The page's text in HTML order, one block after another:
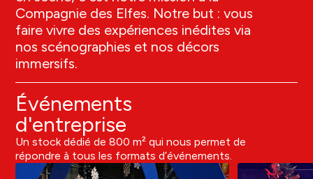
Compagnie des Elfes. Notre but : vous
faire vivre des expériences inédites via
nos scénographies et nos décors
immersifs.
Événements
d'entreprise
Un stock dédié de 800 m² qui nous permet de
répondre à tous les formats d’événements.